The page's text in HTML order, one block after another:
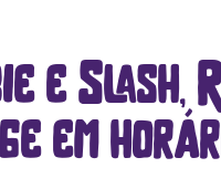
e Slash,
em